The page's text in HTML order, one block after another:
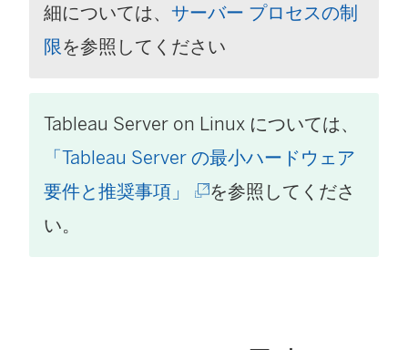
細については、 サーバー プロセスの制
限を参照してください
Tableau Server on Linux については、
「Tableau Server の最小ハードウェア
要件と推奨事項」
(
を参照してくださ
い。